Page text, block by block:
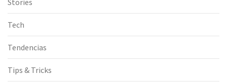
Stories
Tech
Tendencias
Tips & Tricks